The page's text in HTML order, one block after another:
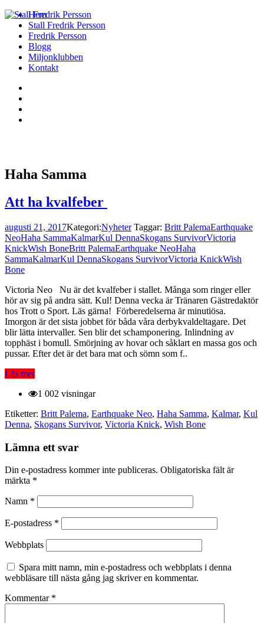
Hem
Stall Fredrik Persson
Fredrik Persson
Blogg
Miljonklubben
Kontakt
Haha Samma
Att ha kvalfeber
augusti 21, 2017Kategori:Nyheter Taggar: Britt PalemaEarthquake
NeoHaha SammaKalmarKul DennaSkogans SurvivorVictoria
KnickWish BoneBritt PalemaEarthquake NeoHaha
SammaKalmarKul DennaSkogans SurvivorVictoria KnickWish
Bone
Victoria Neo Nu är det kvalfeber i stallet. Många som ringer eller
hör av sig på andra sätt. Kul! Denna vecka är Tränaren Gästredaktör
hos Trott o Sport. Läs gärna! Förberedelserna är minutiösa.
Imorgon är det sista jobbet för båda våra derbykvaldeltagare. Det
blir lätta intervaller. Sen blir det schamponering. Inlindning av
topphäst i bomull. Smörjning av hovar och såklart en massa gos och
pussar. Efter det är det bara mat och sömn som f..
Läs mer
1 002 visningar
Etiketter: Britt Palema, Earthquake Neo, Haha Samma, Kalmar, Kul
Denna, Skogans Survivor, Victoria Knick, Wish Bone
Lämna ett svar
Din e-postadress kommer inte publiceras. Obligatoriska fält är
märkta *
Namn *
E-postadress *
Webbplats
Spara mitt namn, min e-postadress och webbplats i denna
webbläsare till nästa gång jag skriver en kommentar.
Kommentar *